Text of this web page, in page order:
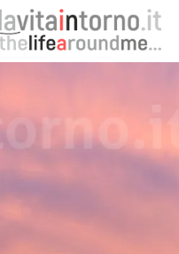
NEL CUORE (2021#3)